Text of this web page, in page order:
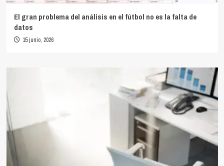
El gran problema del análisis en el fútbol no es la falta de
datos
15 junio, 2026